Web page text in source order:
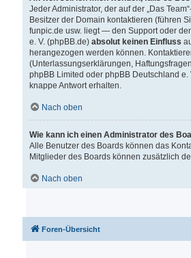
Jeder Administrator, der auf der „Das
Besitzer der Domain kontaktieren (führen
funpic.de usw. liegt — den Support oder
e. V. (phpBB.de) absolut keinen Einfluss
herangezogen werden können.
(Unterlassungserklärungen,
phpBB Limited oder phpBB Deutschland
knappe Antwort erhalten.
Nach oben
Wie kann ich einen Administrator des
Alle Benutzer des Boards können das
Mitglieder des Boards können zusätzlich
Nach oben
Foren-Übersicht